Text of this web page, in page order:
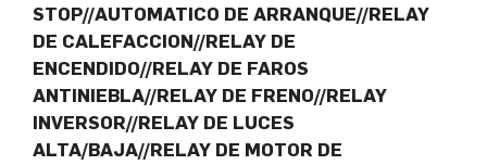
STOP//AUTOMATICO DE ARRANQUE//RELAY
DE CALEFACCION//RELAY DE
ENCENDIDO//RELAY DE FAROS
ANTINIEBLA//RELAY DE FRENO//RELAY
INVERSOR//RELAY DE LUCES
ALTA/BAJA//RELAY DE MOTOR DE